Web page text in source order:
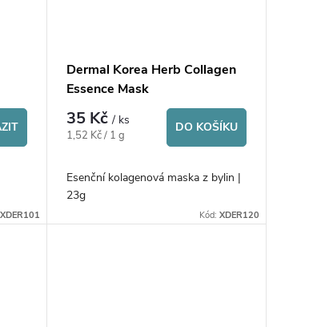
XDER101
Dermal Korea Herb Collagen
Essence Mask
35 Kč/ ks
Měrná
1,52 Kč / 1 g
DO KOŠÍKU
Esenční kolagenová maska z bylin |
23g
Kód: XDER120